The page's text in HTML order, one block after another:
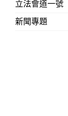
立法會道一號
新聞專題